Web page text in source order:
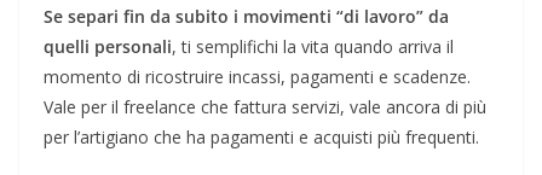
Se separi fin da subito i movimenti “di lavoro” da
quelli personali, ti semplifichi la vita quando arriva il
momento di ricostruire incassi, pagamenti e scadenze.
Vale per il freelance che fattura servizi, vale ancora di più
per l’artigiano che ha pagamenti e acquisti più frequenti.